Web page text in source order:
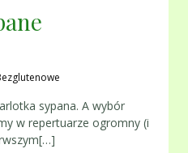
sypana. A wybór
w repertuarze ogromny (i